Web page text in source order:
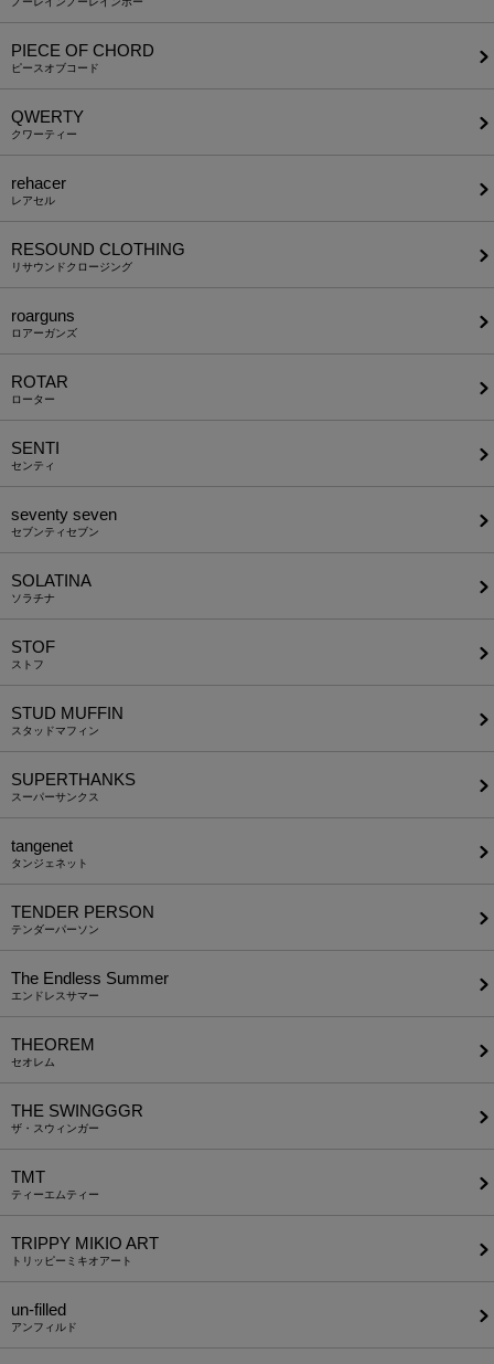
PIECE OF CHORD
ピースオブコード
QWERTY
クワーティー
rehacer
レアセル
RESOUND CLOTHING
リサウンドクロージング
roarguns
ロアーガンズ
ROTAR
ローター
SENTI
センティ
seventy seven
セブンティセブン
SOLATINA
ソラチナ
STOF
ストフ
STUD MUFFIN
スタッドマフィン
SUPERTHANKS
スーパーサンクス
tangenet
タンジェネット
TENDER PERSON
テンダーパーソン
The Endless Summer
エンドレスサマー
THEOREM
セオレム
THE SWINGGGR
ザ・スウィンガー
TMT
ティーエムティー
TRIPPY MIKIO ART
トリッピーミキオアート
un-filled
アンフィルド